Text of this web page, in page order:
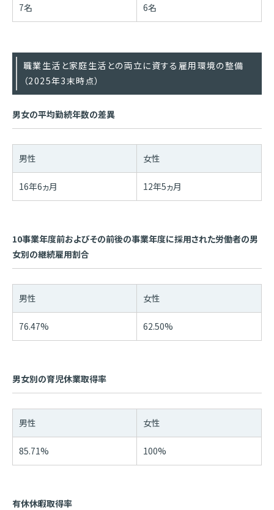
7名 6名
職業生活と家庭生活との両立に資する雇用環境の整備
（2025年3末時点）
男女の平均勤続年数の差異
男性 女性
16年6ヵ月 12年5ヵ月
10事業年度前およびその前後の事業年度に採用された労働者の男
女別の継続雇用割合
男性 女性
76.47% 62.50%
男女別の育児休業取得率
男性 女性
85.71% 100%
有休休暇取得率